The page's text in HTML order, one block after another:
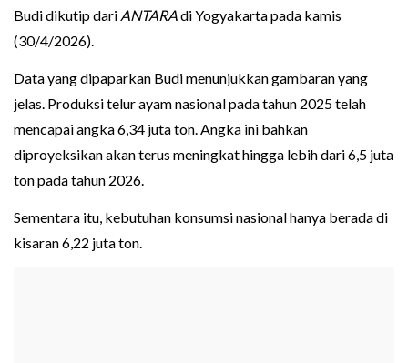
Budi dikutip dari ANTARAdi Yogyakarta pada kamis
(30/4/2026).
Data yang dipaparkan Budi menunjukkan gambaran yang
jelas. Produksi telur ayam nasional pada tahun 2025 telah
mencapai angka 6,34 juta ton. Angka ini bahkan
diproyeksikan akan terus meningkat hingga lebih dari 6,5 juta
ton pada tahun 2026.
Sementara itu, kebutuhan konsumsi nasional hanya berada di
kisaran 6,22 juta ton.